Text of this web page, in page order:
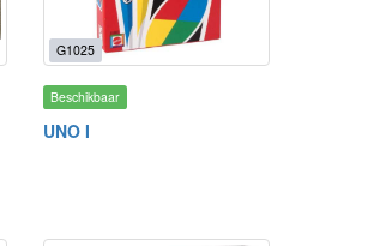
G1025
Beschikbaar
UNO I